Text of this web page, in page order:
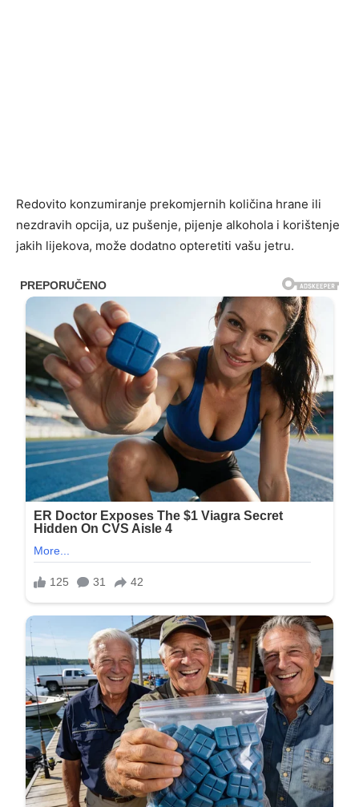
Redovito konzumiranje prekomjernih količina hrane ili
nezdravih opcija, uz pušenje, pijenje alkohola i korištenje
jakih lijekova, može dodatno opteretiti vašu jetru.